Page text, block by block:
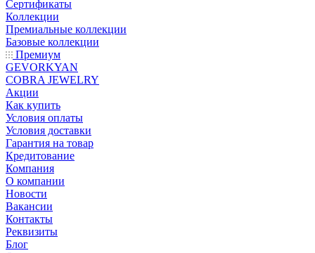
Сертификаты
Коллекции
Премиальные коллекции
Базовые коллекции
Премиум
GEVORKYAN
COBRA JEWELRY
Акции
Как купить
Условия оплаты
Условия доставки
Гарантия на товар
Кредитование
Компания
О компании
Новости
Вакансии
Контакты
Реквизиты
Блог